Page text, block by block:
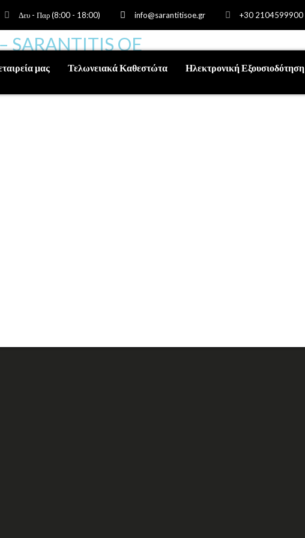
Δευ - Παρ (8:00 - 18:00) info@sarantitisoe.gr +30 2104599900
μας Τελωνειακά Καθεστώτα Ηλεκτρονική Εξουσιοδότηση